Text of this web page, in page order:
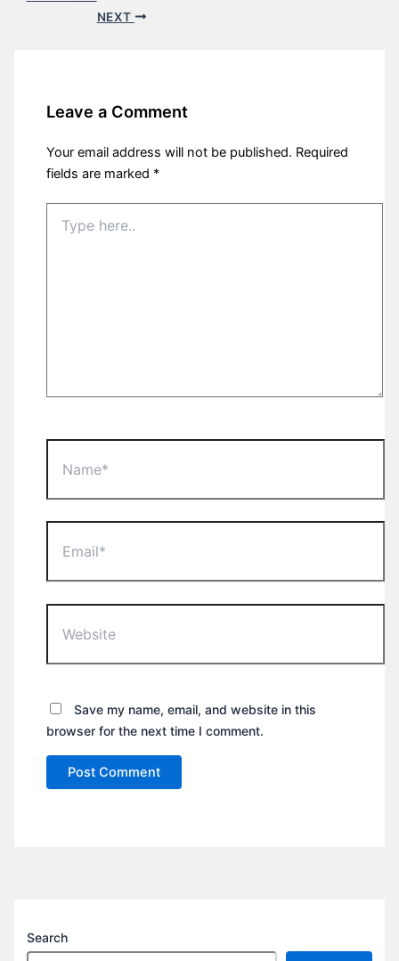
NEXT
Leave a Comment
Your email address will not be published. Required
fields are marked *
here..
Save my name, email, and website in this
browser for the next time I comment.
Search